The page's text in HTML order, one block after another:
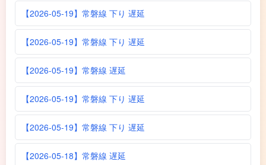
【2026-05-19】常磐線 下り 遅延
【2026-05-19】常磐線 下り 遅延
【2026-05-19】常磐線 遅延
【2026-05-19】常磐線 下り 遅延
【2026-05-19】常磐線 下り 遅延
【2026-05-18】常磐線 遅延